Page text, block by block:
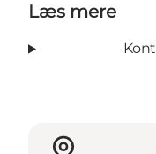
Læs mere